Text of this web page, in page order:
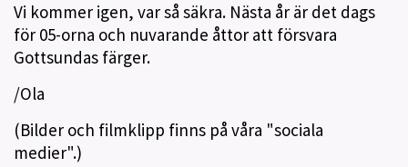
Vi kommer igen, var så säkra. Nästa år är det dags
för 05-orna och nuvarande åttor att försvara
Gottsundas färger.
/Ola
(Bilder och filmklipp finns på våra "sociala
medier".)